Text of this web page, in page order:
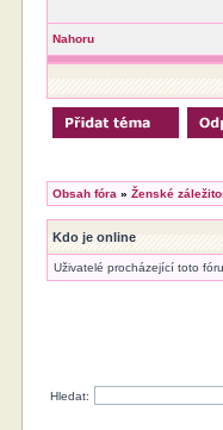
Nahoru
Obsah fóra »Ženské
Kdo je online
Uživatelé procházející toto
Hledat: